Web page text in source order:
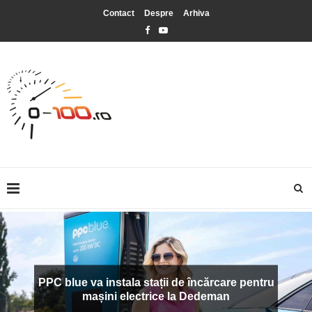
Contact Despre Arhiva
PPC blue va instala stații de încărcare pentru
mașini electrice la Dedeman